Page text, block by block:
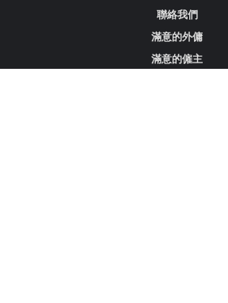
聯絡我們
滿意的外傭
滿意的僱主